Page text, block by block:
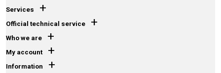
Services +
Official technical service +
Who we are +
My account +
Information +